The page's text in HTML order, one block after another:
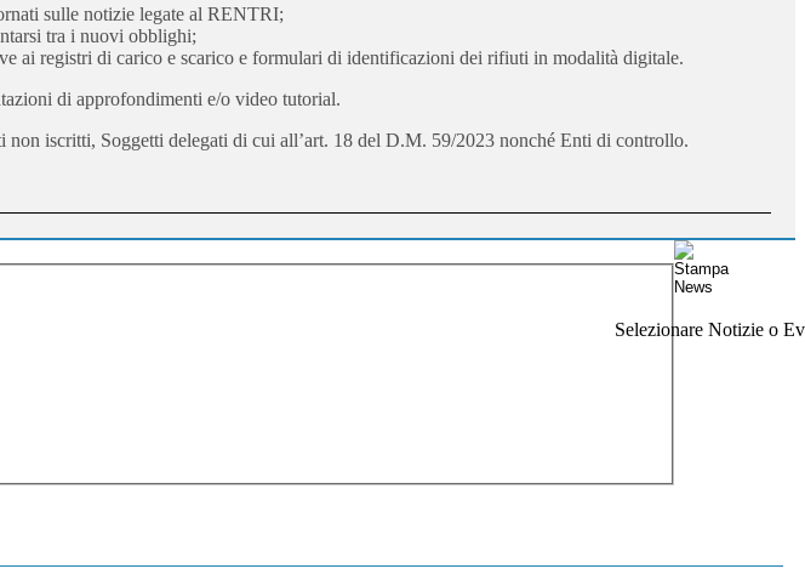
sulle notizie legate al RENTRI;
tra i nuovi obblighi;
ai registri di carico e scarico e formulari di identificazioni dei rifiuti in modalità digitale.
di approfondimenti e/o video tutorial.
iscritti, Soggetti delegati di cui all’art. 18 del D.M. 59/2023 nonché Enti di controllo.
Selezionare Notizie o